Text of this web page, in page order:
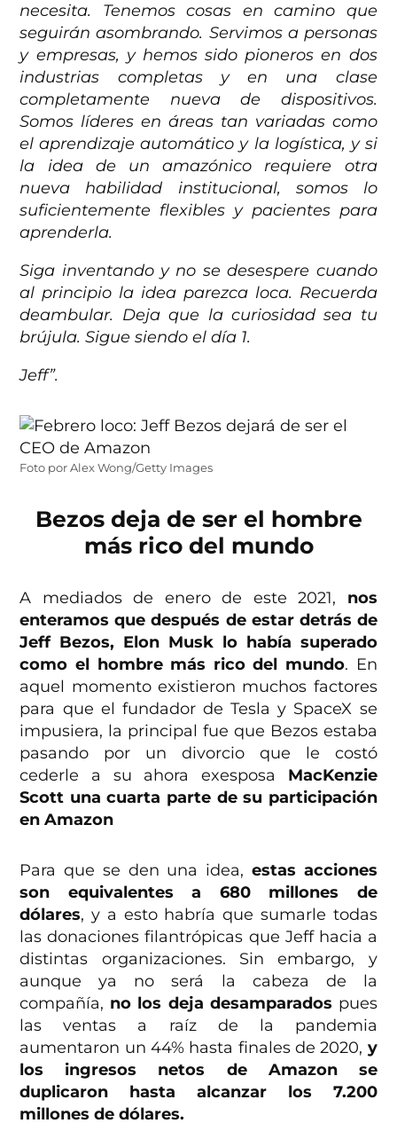
necesita. Tenemos cosas en camino que
seguirán asombrando. Servimos a personas
y empresas, y hemos sido pioneros en dos
industrias completas y en una clase
completamente nueva de dispositivos.
Somos líderes en áreas tan variadas como
el aprendizaje automático y la logística, y si
la idea de un amazónico requiere otra
nueva habilidad institucional, somos lo
suficientemente flexibles y pacientes para
aprenderla.
Siga inventando y no se desespere cuando
al principio la idea parezca loca. Recuerda
deambular. Deja que la curiosidad sea tu
brújula. Sigue siendo el día 1.
Jeff”.
Foto por Alex Wong/Getty Images
Bezos deja de ser el hombre
más rico del mundo
A mediados de enero de este 2021, nos
enteramos que después de estar detrás de
Jeff Bezos, Elon Musk lo había superado
como el hombre más rico del mundo. En
aquel momento existieron muchos factores
para que el fundador de Tesla y SpaceX se
impusiera, la principal fue que Bezos estaba
pasando por un divorcio que le costó
cederle a su ahora exesposa MacKenzie
Scott una cuarta parte de su participación
en Amazon
Para que se den una idea, estas acciones
son equivalentes a 680 millones de
dólares, y a esto habría que sumarle todas
las donaciones filantrópicas que Jeff hacia a
distintas organizaciones. Sin embargo, y
aunque ya no será la cabeza de la
compañía, no los deja desamparados pues
las ventas a raíz de la pandemia
aumentaron un 44% hasta finales de 2020, y
los ingresos netos de Amazon se
duplicaron hasta alcanzar los 7.200
millones de dólares.